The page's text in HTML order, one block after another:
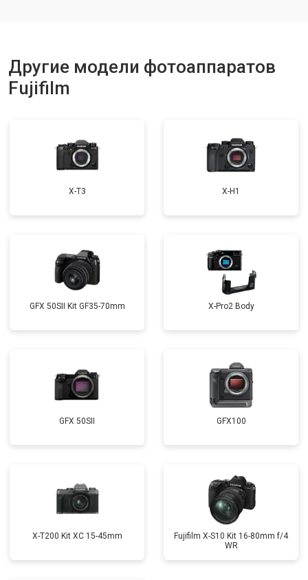
Другие модели фотоаппаратов
Fujifilm
X-T3 X-H1
GFX 50SII Kit GF35-70mm X-Pro2 Body
GFX 50SII GFX100
X-T200 Kit XC 15-45mm
Fujifilm X-S10 Kit 16-80mm f/4
WR